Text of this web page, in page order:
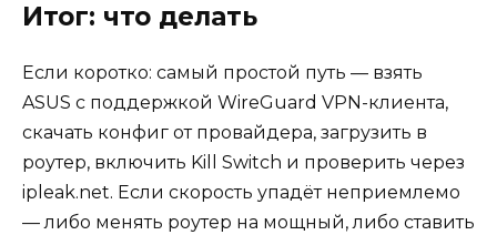
Итог: что делать
Если коротко: самый простой путь — взять
ASUS с поддержкой WireGuard VPN-клиента,
скачать конфиг от провайдера, загрузить в
роутер, включить Kill Switch и проверить через
ipleak.net. Если скорость упадёт неприемлемо
— либо менять роутер на мощный, либо ставить